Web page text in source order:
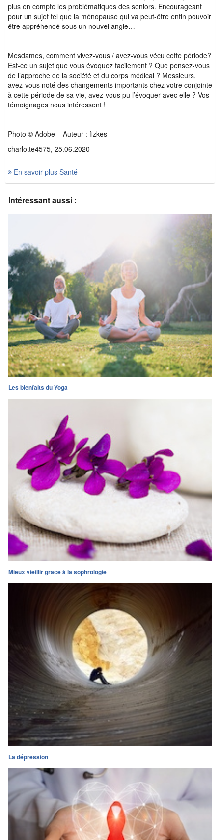
plus en compte les problématiques des seniors. Encourageant
pour un sujet tel que la ménopause qui va peut-être enfin pouvoir
être appréhendé sous un nouvel angle…
Mesdames, comment vivez-vous / avez-vous vécu cette période?
Est-ce un sujet que vous évoquez facilement ? Que pensez-vous
de l’approche de la société et du corps médical ? Messieurs,
avez-vous noté des changements importants chez votre conjointe
à cette période de sa vie, avez-vous pu l’évoquer avec elle ? Vos
témoignages nous intéressent !
Photo © Adobe – Auteur : fizkes
charlotte4575, 25.06.2020
En savoir plus Santé
Intéressant aussi :
Les bienfaits du Yoga
Mieux vieillir grâce à la sophrologie
La dépression